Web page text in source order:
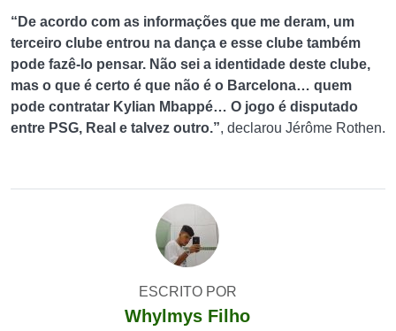
“De acordo com as informações que me deram, um
terceiro clube entrou na dança e esse clube também
pode fazê-lo pensar. Não sei a identidade deste clube,
mas o que é certo é que não é o Barcelona… quem
pode contratar Kylian Mbappé… O jogo é disputado
entre PSG, Real e talvez outro.”, declarou Jérôme Rothen.
ESCRITO POR
Whylmys Filho